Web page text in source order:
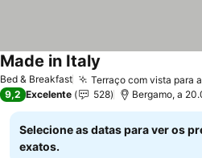
Bed & Breakfast Terraço com vista para
Made in Italy
9,2 Excelente 528 Bergamo, a
Selecione as datas para ver os
exatos.